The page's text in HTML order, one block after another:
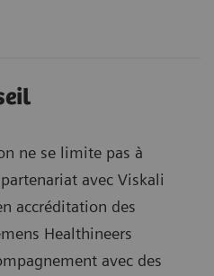
ne se limite pas à
avec Viskali
accréditation des
Healthineers
avec des